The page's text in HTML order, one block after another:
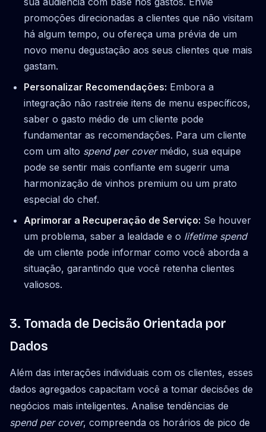
promoções direcionadas a clientes que não visitam
há algum tempo, ou ofereça uma prévia de um
novo menu degustação aos seus clientes que mais
gastam.
Personalizar Recomendações: Embora a
integração não rastreie itens de menu específicos,
saber o gasto médio de um cliente pode
fundamentar as recomendações. Para um cliente
com um alto spend per covermédio, sua equipe
pode se sentir mais confiante em sugerir uma
harmonização de vinhos premium ou um prato
especial do chef.
Aprimorar a Recuperação de Serviço: Se houver
um problema, saber a lealdade e o lifetime spend
de um cliente pode informar como você aborda a
situação, garantindo que você retenha clientes
valiosos.
3. Tomada de Decisão Orientada por
Dados
Além das interações individuais com os clientes, esses
dados agregados capacitam você a tomar decisões de
negócios mais inteligentes. Analise tendências de
spend per cover, compreenda os horários de pico de